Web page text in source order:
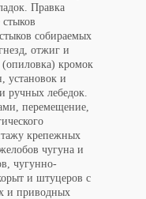
Правка
собираемых
отжиг и
(опиловка) кромок
установок и
ручных лебедок.
перемещение,
крепежных
чугуна и
чугунно-
и штуцеров с
и приводных